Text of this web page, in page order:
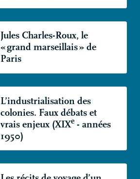
Jules Charles-Roux, le
«grand marseillais» de
Paris
L’industrialisation des
colonies. Faux débats et
vrais enjeux (XIXe- années
1950)